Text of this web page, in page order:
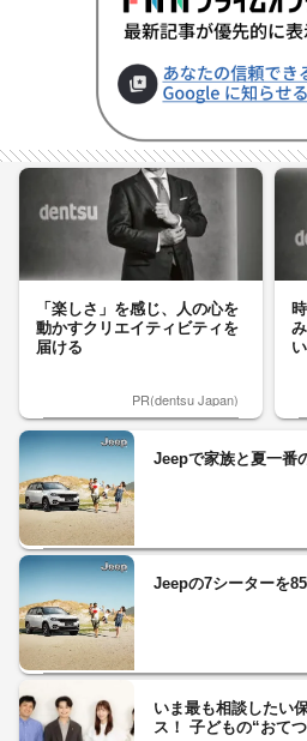
「楽しさ」を感じ、人の心を
動かすクリエイティビティを
届ける
PR(dentsu Japan)
Jeepで家族と夏一番
Jeepの7シーターを
いま最も相談したい
ス！ 子どもの“おて